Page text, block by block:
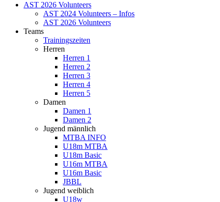
AST 2026 Volunteers
AST 2024 Volunteers – Infos
AST 2026 Volunteers
Teams
Trainingszeiten
Herren
Herren 1
Herren 2
Herren 3
Herren 4
Herren 5
Damen
Damen 1
Damen 2
Jugend männlich
MTBA INFO
U18m MTBA
U18m Basic
U16m MTBA
U16m Basic
JBBL
Jugend weiblich
U18w